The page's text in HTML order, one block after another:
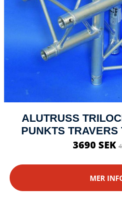
ALUTRUSS
PUNKTS TRAVERS
3690 SEK
MER